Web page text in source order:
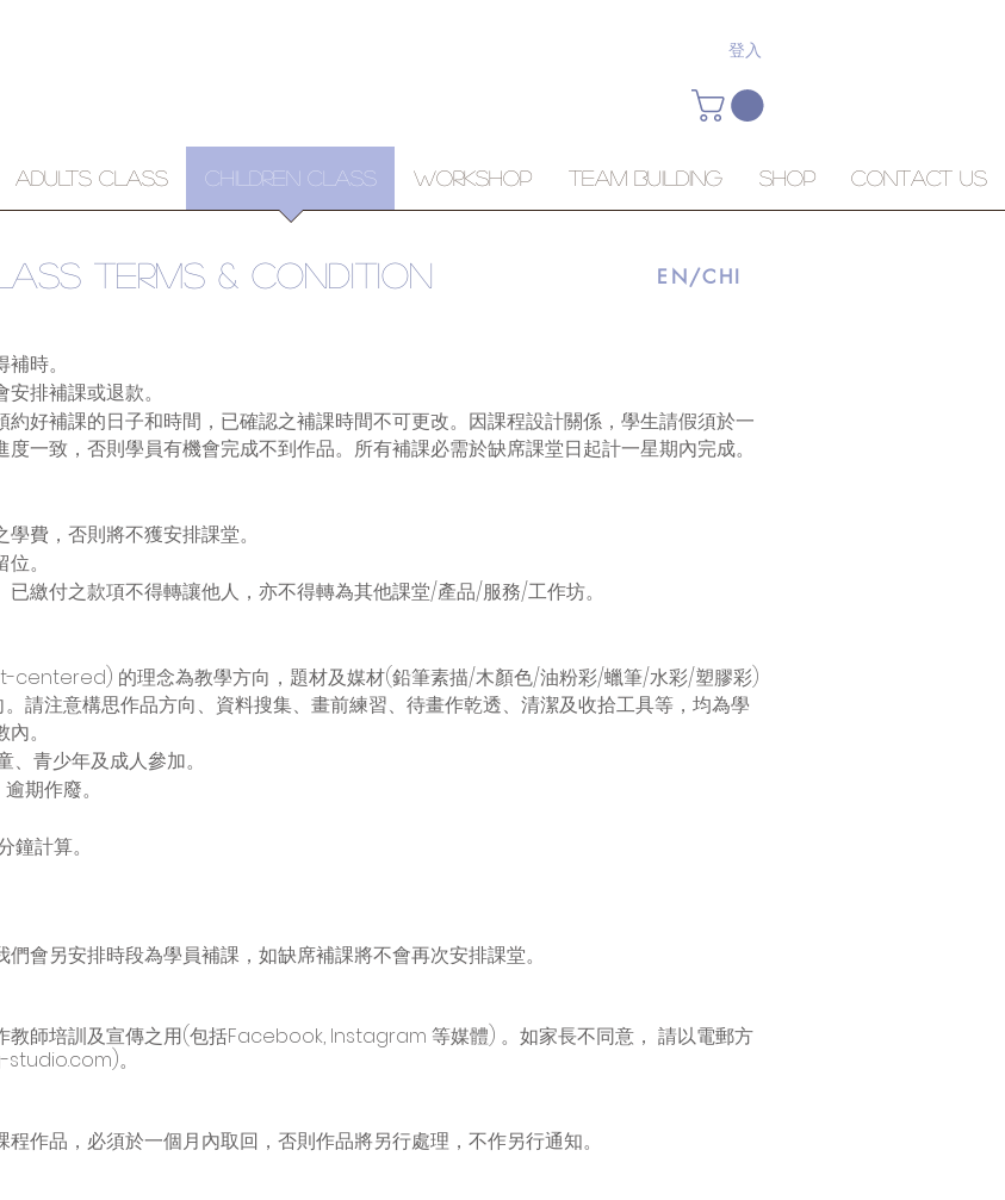
登入
ADULTS CLASS CHILDREN CLASS WORKSHOP Team Building Shop Contact Us
terms & condition EN/CHI
時。
排補課或退款。
好補課的日子和時間，已確認之補課時間不可更改。因課程設計關係，學生請假須於一
一致，否則學員有機會完成不到作品。所有補課必需於缺席課堂日起計一星期內完成。
費，否則將不獲安排課堂。
。
繳付之款項不得轉讓他人，亦不得轉為其他課堂/產品/服務/工作坊。
的理念為教學方向，題材及媒材(鉛筆素描/木顏色/油粉彩/蠟筆/水彩/塑膠彩)
請注意構思作品方向、資料搜集、畫前練習、待畫作乾透、清潔及收拾工具等，均為學
。
青少年及成人參加。
期作廢。
計算。
會另安排時段為學員補課，如缺席補課將不會再次安排課堂。
教師培訓及宣傳之用(包括Facebook, Instagram 等媒體) 。如家長不同意， 請以電郵方
)。
作品，必須於一個月內取回，否則作品將另行處理，不作另行通知。